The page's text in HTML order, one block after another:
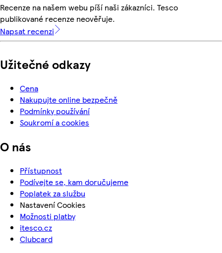
Recenze na našem webu píší naši zákazníci. Tesco
publikované recenze neověřuje.
Napsat recenzi
Užitečné odkazy
Cena
Nakupujte online bezpečně
Podmínky používání
Soukromí a cookies
O nás
Přístupnost
Podívejte se, kam doručujeme
Poplatek za službu
Nastavení Cookies
Možnosti platby
itesco.cz
Clubcard